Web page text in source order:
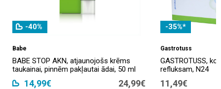
-40%
Babe
BABE STOP AKN, atjaunojošs krēms
taukainai, pinnēm pakļautai ādai, 50 ml
14,99€ 24,99€
-35%*
Gastrotuss
GASTROTUSS,
refluksam, N24
11,49€